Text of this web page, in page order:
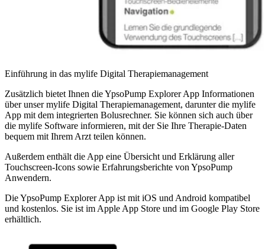
Einführung in das mylife Digital Therapiemanagement
Zusätzlich bietet Ihnen die YpsoPump Explorer App Informationen
über unser mylife Digital Therapiemanagement, darunter die mylife
App mit dem integrierten Bolusrechner. Sie können sich auch über
die mylife Software informieren, mit der Sie Ihre Therapie-Daten
bequem mit Ihrem Arzt teilen können.
Außerdem enthält die App eine Übersicht und Erklärung aller
Touchscreen-Icons sowie Erfahrungsberichte von YpsoPump
Anwendern.
Die YpsoPump Explorer App ist mit iOS und Android kompatibel
und kostenlos. Sie ist im Apple App Store und im Google Play Store
erhältlich.